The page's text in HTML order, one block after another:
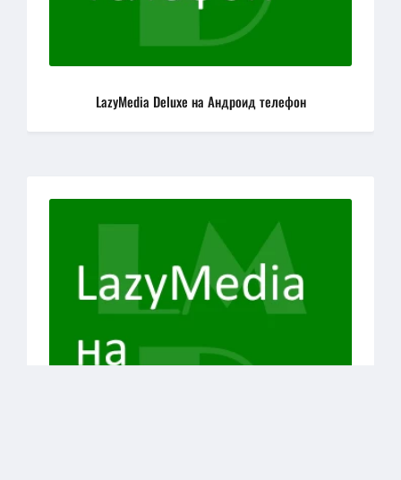
LazyMedia Deluxe на Андроид телефон